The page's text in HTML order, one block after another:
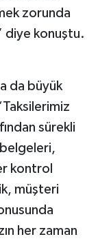
zorunda
diye konuştu.
da büyük
sürekli
kontrol
müşteri
her zaman